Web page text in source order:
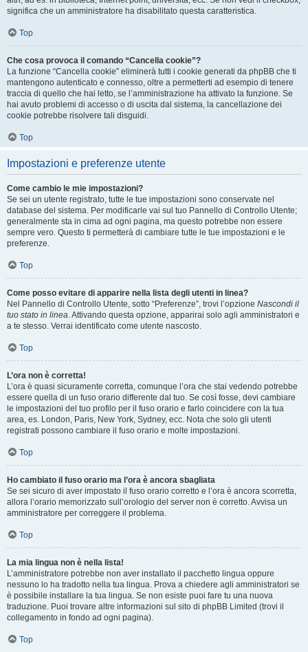
significa che un amministratore ha disabilitato questa caratteristica.
Top
Che cosa provoca il comando “Cancella cookie”?
La funzione “Cancella cookie” eliminerà tutti i cookie generati da phpBB che ti
mantengono autenticato e connesso, oltre a permetterti ad esempio di tenere
traccia di quello che hai letto, se l’amministrazione ha attivato la funzione. Se
hai avuto problemi di accesso o di uscita dal sistema, la cancellazione dei
cookie potrebbe risolvere tali disguidi.
Top
Impostazioni e preferenze utente
Come cambio le mie impostazioni?
Se sei un utente registrato, tutte le tue impostazioni sono conservate nel
database del sistema. Per modificarle vai sul tuo Pannello di Controllo Utente;
generalmente sta in cima ad ogni pagina, ma questo potrebbe non essere
sempre vero. Questo ti permetterà di cambiare tutte le tue impostazioni e le
preferenze.
Top
Come posso evitare di apparire nella lista degli utenti in linea?
Nel Pannello di Controllo Utente, sotto “Preferenze”, trovi l’opzione Nascondi il
tuo stato in linea. Attivando questa opzione, apparirai solo agli amministratori e
a te stesso. Verrai identificato come utente nascosto.
Top
L’ora non è corretta!
L’ora è quasi sicuramente corretta, comunque l’ora che stai vedendo potrebbe
essere quella di un fuso orario differente dal tuo. Se così fosse, devi cambiare
le impostazioni del tuo profilo per il fuso orario e farlo coincidere con la tua
area, es. London, Paris, New York, Sydney, ecc. Nota che solo gli utenti
registrati possono cambiare il fuso orario e molte impostazioni.
Top
Ho cambiato il fuso orario ma l’ora è ancora sbagliata
Se sei sicuro di aver impostato il fuso orario corretto e l’ora è ancora scorretta,
allora l’orario memorizzato sull’orologio del server non è corretto. Avvisa un
amministratore per correggere il problema.
Top
La mia lingua non è nella lista!
L’amministratore potrebbe non aver installato il pacchetto lingua oppure
nessuno lo ha tradotto nella tua lingua. Prova a chiedere agli amministratori se
è possibile installare la tua lingua. Se non esiste puoi fare tu una nuova
traduzione. Puoi trovare altre informazioni sul sito di phpBB Limited (trovi il
collegamento in fondo ad ogni pagina).
Top